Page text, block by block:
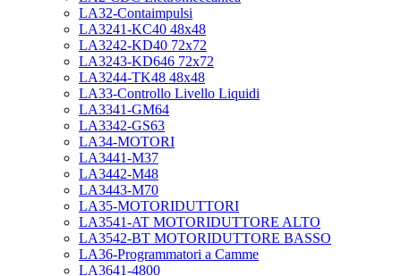
LA32-Contaimpulsi
LA3241-KC40 48x48
LA3242-KD40 72x72
LA3243-KD646 72x72
LA3244-TK48 48x48
LA33-Controllo Livello Liquidi
LA3341-GM64
LA3342-GS63
LA34-MOTORI
LA3441-M37
LA3442-M48
LA3443-M70
LA35-MOTORIDUTTORI
LA3541-AT MOTORIDUTTORE ALTO
LA3542-BT MOTORIDUTTORE BASSO
LA36-Programmatori a Camme
LA3641-4800